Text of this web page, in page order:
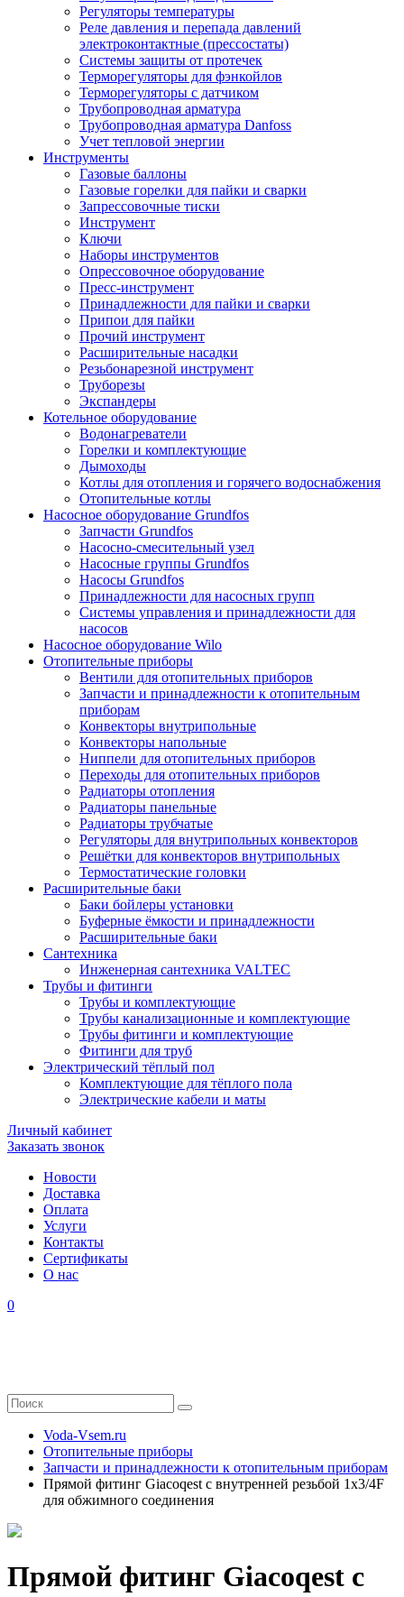
Регуляторы температуры
Реле давления и перепада давлений
электроконтактные (прессостаты)
Системы защиты от протечек
Терморегуляторы для фэнкойлов
Терморегуляторы с датчиком
Трубопроводная арматура
Трубопроводная арматура Danfoss
Учет тепловой энергии
Инструменты
Газовые баллоны
Газовые горелки для пайки и сварки
Запрессовочные тиски
Инструмент
Ключи
Наборы инструментов
Опрессовочное оборудование
Пресс-инструмент
Принадлежности для пайки и сварки
Припои для пайки
Прочий инструмент
Расширительные насадки
Резьбонарезной инструмент
Труборезы
Экспандеры
Котельное оборудование
Водонагреватели
Горелки и комплектующие
Дымоходы
Котлы для отопления и горячего водоснабжения
Отопительные котлы
Насосное оборудование Grundfos
Запчасти Grundfos
Насосно-смесительный узел
Насосные группы Grundfos
Насосы Grundfos
Принадлежности для насосных групп
Системы управления и принадлежности для
насосов
Насосное оборудование Wilo
Отопительные приборы
Вентили для отопительных приборов
Запчасти и принадлежности к отопительным
приборам
Конвекторы внутрипольные
Конвекторы напольные
Ниппели для отопительных приборов
Переходы для отопительных приборов
Радиаторы отопления
Радиаторы панельные
Радиаторы трубчатые
Регуляторы для внутрипольных конвекторов
Решётки для конвекторов внутрипольных
Термостатические головки
Расширительные баки
Баки бойлеры установки
Буферные ёмкости и принадлежности
Расширительные баки
Сантехника
Инженерная сантехника VALTEC
Трубы и фитинги
Трубы и комплектующие
Трубы канализационные и комплектующие
Трубы фитинги и комплектующие
Фитинги для труб
Электрический тёплый пол
Комплектующие для тёплого пола
Электрические кабели и маты
Личный кабинет
Заказать звонок
Новости
Доставка
Оплата
Услуги
Контакты
Cертификаты
О нас
0
Voda-Vsem.ru
Отопительные приборы
Запчасти и принадлежности к отопительным приборам
Прямой фитинг Giacoqest с внутренней резьбой 1x3/4F
для обжимного соединения
Прямой фитинг Giacoqest с